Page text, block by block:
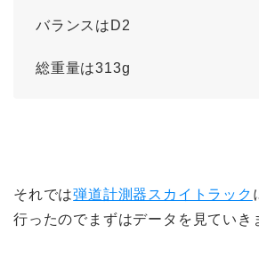
バランスはD2
総重量は313g
それでは弾道計測器スカイトラック
行ったのでまずはデータを見ていき